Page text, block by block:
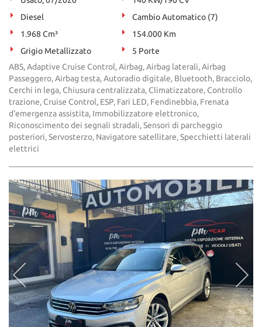
Diesel
Cambio Automatico (7)
1.968 Cm³
154.000 Km
Grigio Metallizzato
5 Porte
ABS, Adaptive Cruise Control, Airbag, Airbag laterali, Airbag
Passeggero, Airbag testa, Autoradio digitale, Bluetooth, Bracciolo,
Cerchi in lega, Chiusura centralizzata, Climatizzatore, Controllo
trazione, Cruise Control, ESP, Fari LED, Fendinebbia, Frenata
d'emergenza assistita, Immobilizzatore elettronico,
Riconoscimento dei segnali stradali, Sensori di parcheggio
posteriori, Servosterzo, Navigatore satellitare, Specchietti laterali
elettrici